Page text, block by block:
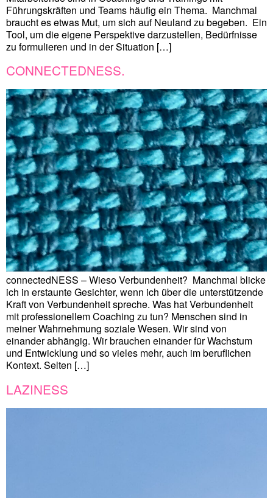
Führungskräften und Teams häufig ein Thema. Manchmal
braucht es etwas Mut, um sich auf Neuland zu begeben. Ein
Tool, um die eigene Perspektive darzustellen, Bedürfnisse
zu formulieren und in der Situation […]
CONNECTEDNESS.
connectedNESS – Wieso Verbundenheit? Manchmal blicke
ich in erstaunte Gesichter, wenn ich über die unterstützende
Kraft von Verbundenheit spreche. Was hat Verbundenheit
mit professionellem Coaching zu tun? Menschen sind in
meiner Wahrnehmung soziale Wesen. Wir sind von
einander abhängig. Wir brauchen einander für Wachstum
und Entwicklung und so vieles mehr, auch im beruflichen
Kontext. Selten […]
LAZINESS